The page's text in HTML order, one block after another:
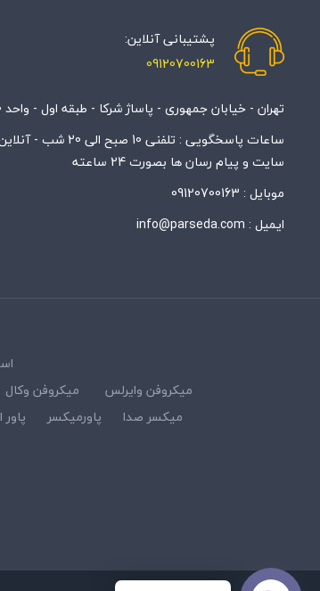
پشتیبانی آنلاین:
09120700163
تهران - خیابان جمهوری - پاساژ شرکا - طبقه اول - واحد 30
ساعات پاسخگویی : تلفنی 10 صبح الی 20
سایت و پیام رسان ها بصورت 24 ساعته
موبایل : 09120700163
ایمیل : info@parseda.com
میکروفن وایرلس
میکروفن وکال
میکسر صدا
پاورمیکسر پاور